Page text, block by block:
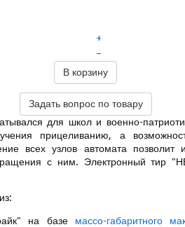
+
–
В корзину
Задать вопрос по товару
для школ и военно-
прицеливанию, а
всех узлов автомата позволит
с ним. Электронный тир
на базе массо-габаритного